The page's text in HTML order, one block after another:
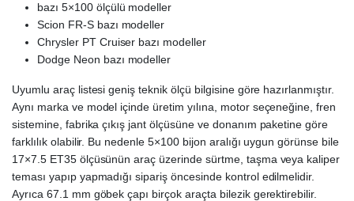
bazı 5×100 ölçülü modeller
Scion FR-S bazı modeller
Chrysler PT Cruiser bazı modeller
Dodge Neon bazı modeller
Uyumlu araç listesi geniş teknik ölçü bilgisine göre hazırlanmıştır.
Aynı marka ve model içinde üretim yılına, motor seçeneğine, fren
sistemine, fabrika çıkış jant ölçüsüne ve donanım paketine göre
farklılık olabilir. Bu nedenle 5×100 bijon aralığı uygun görünse bile
17×7.5 ET35 ölçüsünün araç üzerinde sürtme, taşma veya kaliper
teması yapıp yapmadığı sipariş öncesinde kontrol edilmelidir.
Ayrıca 67.1 mm göbek çapı birçok araçta bilezik gerektirebilir.